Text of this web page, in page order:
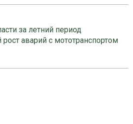
за летний период
аварий с мототранспортом